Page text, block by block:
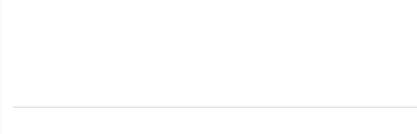
Viktòria 2022.01.06. 20:01